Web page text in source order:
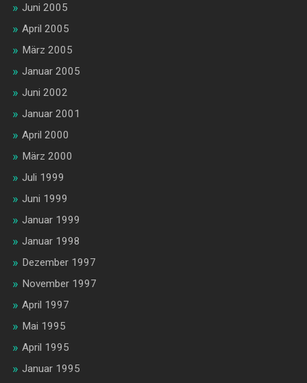
Juni 2005
April 2005
März 2005
Januar 2005
Juni 2002
Januar 2001
April 2000
März 2000
Juli 1999
Juni 1999
Januar 1999
Januar 1998
Dezember 1997
November 1997
April 1997
Mai 1995
April 1995
Januar 1995